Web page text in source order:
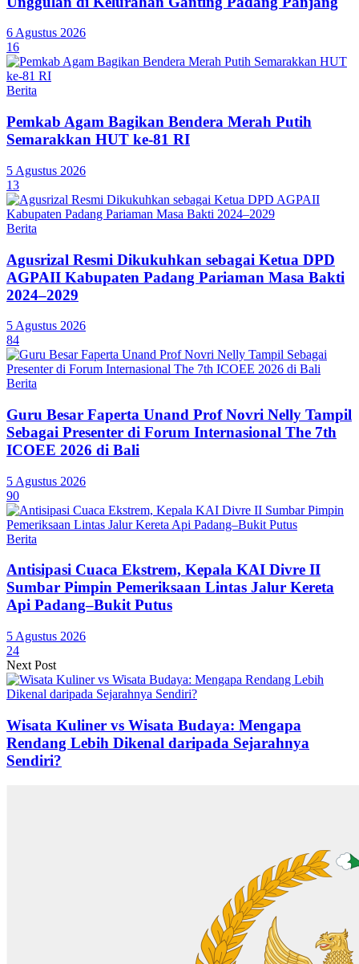
6 Agustus 2026
16
Berita
Pemkab Agam Bagikan Bendera Merah Putih
Semarakkan HUT ke-81 RI
5 Agustus 2026
13
Berita
Agusrizal Resmi Dikukuhkan sebagai Ketua DPD
AGPAII Kabupaten Padang Pariaman Masa Bakti
2024–2029
5 Agustus 2026
84
Berita
Guru Besar Faperta Unand Prof Novri Nelly Tampil
Sebagai Presenter di Forum Internasional The 7th
ICOEE 2026 di Bali
5 Agustus 2026
90
Berita
Antisipasi Cuaca Ekstrem, Kepala KAI Divre II
Sumbar Pimpin Pemeriksaan Lintas Jalur Kereta
Api Padang–Bukit Putus
5 Agustus 2026
24
Next Post
Wisata Kuliner vs Wisata Budaya: Mengapa
Rendang Lebih Dikenal daripada Sejarahnya
Sendiri?